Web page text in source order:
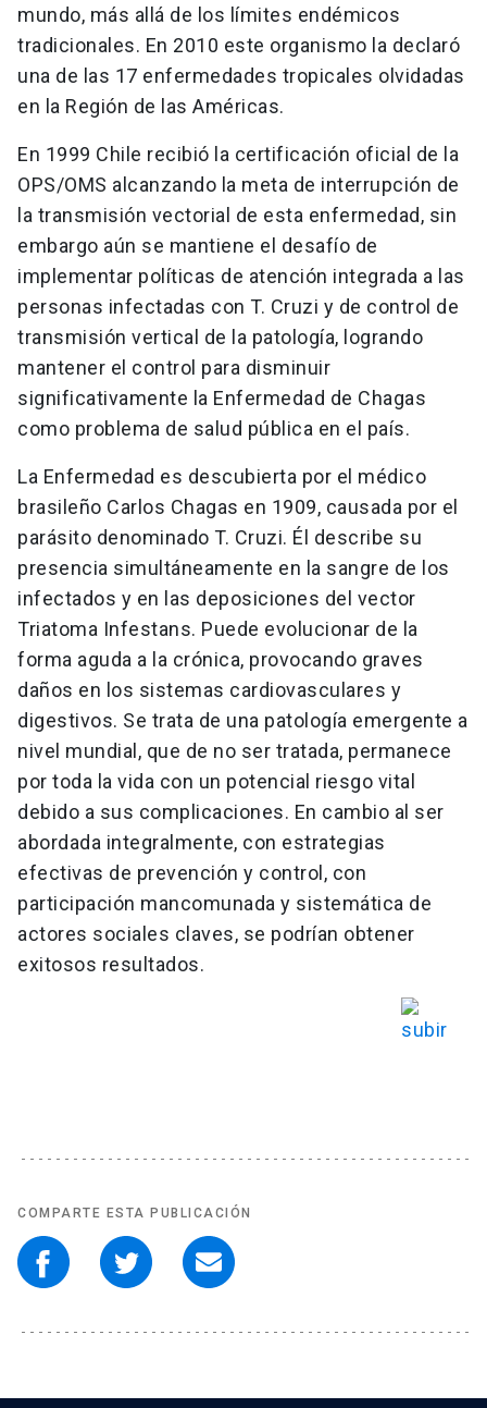
mundo, más allá de los límites endémicos
tradicionales. En 2010 este organismo la declaró
una de las 17 enfermedades tropicales olvidadas
en la Región de las Américas.
En 1999 Chile recibió la certificación oficial de la
OPS/OMS alcanzando la meta de interrupción de
la transmisión vectorial de esta enfermedad, sin
embargo aún se mantiene el desafío de
implementar políticas de atención integrada a las
personas infectadas con T. Cruzi y de control de
transmisión vertical de la patología, logrando
mantener el control para disminuir
significativamente la Enfermedad de Chagas
como problema de salud pública en el país.
La Enfermedad es descubierta por el médico
brasileño Carlos Chagas en 1909, causada por el
parásito denominado T. Cruzi. Él describe su
presencia simultáneamente en la sangre de los
infectados y en las deposiciones del vector
Triatoma Infestans. Puede evolucionar de la
forma aguda a la crónica, provocando graves
daños en los sistemas cardiovasculares y
digestivos. Se trata de una patología emergente a
nivel mundial, que de no ser tratada, permanece
por toda la vida con un potencial riesgo vital
debido a sus complicaciones. En cambio al ser
abordada integralmente, con estrategias
efectivas de prevención y control, con
participación mancomunada y sistemática de
actores sociales claves, se podrían obtener
exitosos resultados.
COMPARTE ESTA PUBLICACIÓN